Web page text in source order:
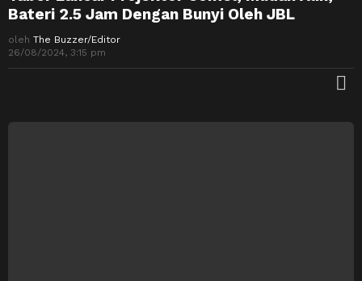
Bateri 2.5 Jam Dengan Bunyi Oleh JBL
oleh The Buzzer/Editor
26/08/2024, 3:15 pm